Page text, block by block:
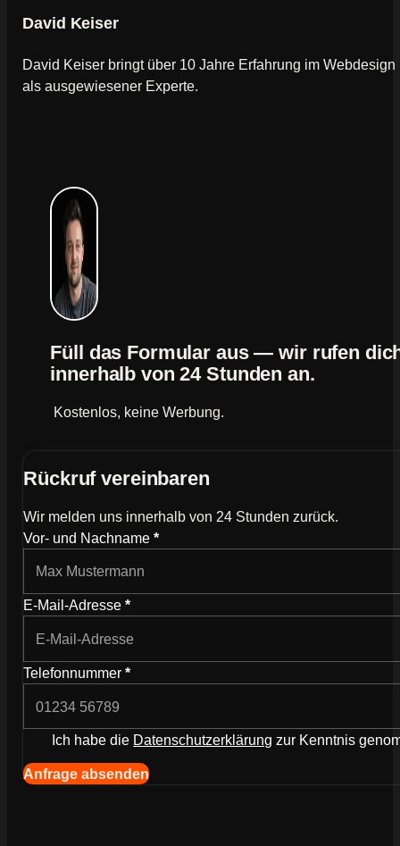
David Keiser
David Keiser bringt über 10 Jahre Erfahrung im
als ausgewiesener Experte.
Rückruf vereinbaren
Wir melden uns innerhalb von 24 Stunden zurück.
Wie können wir dich kontaktieren?
Vor- und Nachname *
E-Mail-Adresse *
Telefonnummer *
Ich habe die Datenschutzerklärung zur Kenntnis
Navigation (Kopie) (Kopieren) (Kopieren)
Anfrage absenden
Füll das Formular aus — wir rufen
innerhalb von 24 Stunden an.
Kostenlos, keine Werbung.